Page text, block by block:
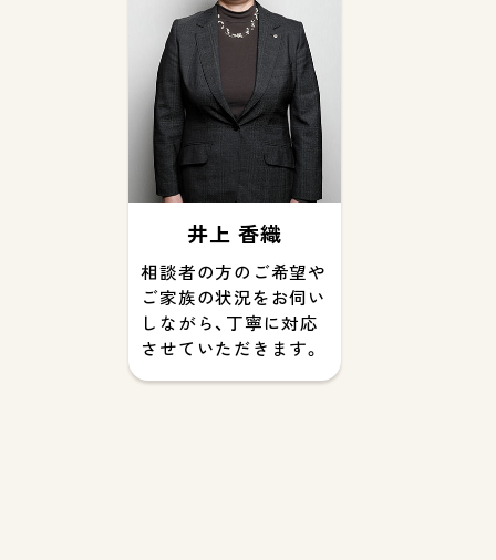
井上 香織
相談者の方のご希望や
ご家族の状況をお伺い
しながら、丁寧に対応
させていただきます。